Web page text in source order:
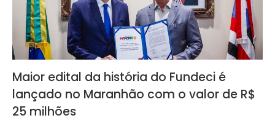
Maior edital da história do Fundeci é
lançado no Maranhão com o valor de R$
25 milhões